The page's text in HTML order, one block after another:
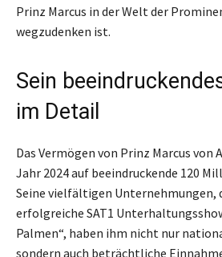
Prinz Marcus in der Welt der
wegzudenken ist.
Sein
im Detail
Das Vermögen von Prinz Marcus von
Jahr 2024 auf beeindruckende 120
Seine vielfältigen Unternehmungen,
erfolgreiche SAT1
Palmen“, haben ihm nicht nur
sondern auch beträchtliche